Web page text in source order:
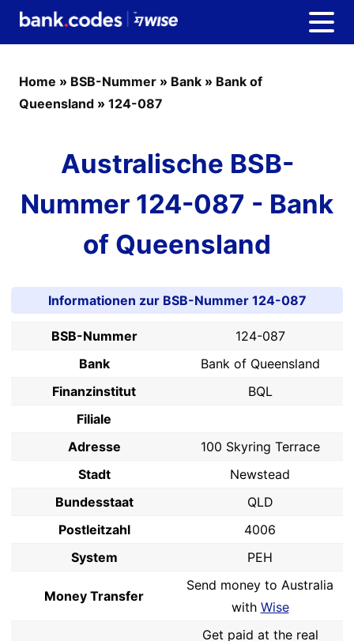
Home » BSB-Nummer » Bank » Bank of
Queensland » 124-087
Australische BSB-
Nummer 124-087 - Bank
of Queensland
Informationen zur BSB-Nummer 124-087
BSB-Nummer
124-087
Bank
Bank of Queensland
Finanzinstitut
BQL
Filiale
Adresse
100 Skyring Terrace
Stadt
Newstead
Bundesstaat
QLD
Postleitzahl
4006
System
PEH
Money Transfer
Send money to Australia
with Wise
Get paid at the real